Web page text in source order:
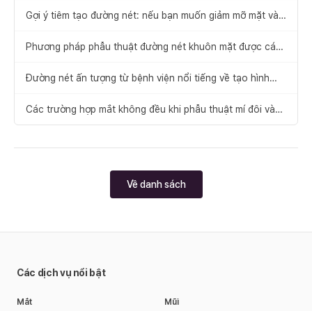
Gợi ý tiêm tạo đường nét: nếu bạn muốn giảm mỡ mặt và
Phương pháp phẫu thuật đường nét khuôn mặt được cá
Đường nét ấn tượng từ bệnh viện nổi tiếng về tạo hình
Các trường hợp mắt không đều khi phẫu thuật mí đôi và
cách khắc phục
Về danh sách
Các dịch vụ nổi bật
Mắt Mũi